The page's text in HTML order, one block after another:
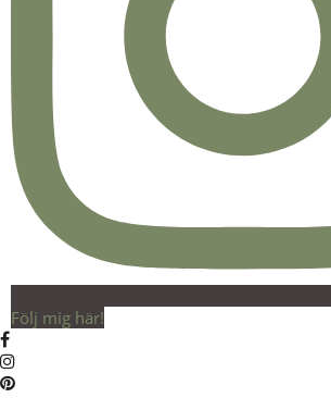
Följ mig här!